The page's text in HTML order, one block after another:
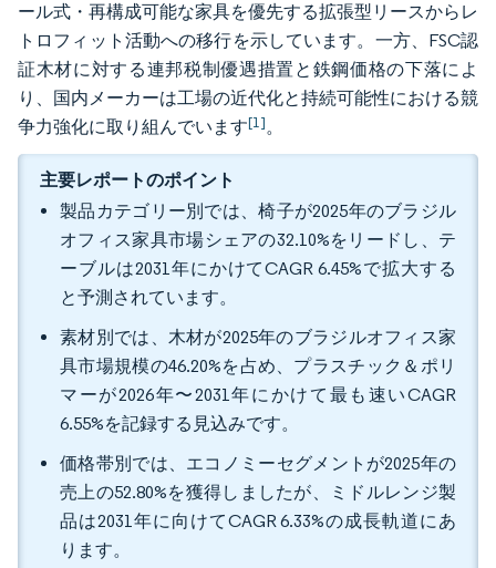
ール式・再構成可能な家具を優先する拡張型リースからレ
トロフィット活動への移行を示しています。一方、FSC認
証木材に対する連邦税制優遇措置と鉄鋼価格の下落によ
り、国内メーカーは工場の近代化と持続可能性における競
争力強化に取り組んでいます[1]。
主要レポートのポイント
製品カテゴリー別では、椅子が2025年のブラジル
オフィス家具市場シェアの32.10%をリードし、テ
ーブルは2031年にかけてCAGR 6.45%で拡大する
と予測されています。
素材別では、木材が2025年のブラジルオフィス家
具市場規模の46.20%を占め、プラスチック＆ポリ
マーが2026年〜2031年にかけて最も速いCAGR
6.55%を記録する見込みです。
価格帯別では、エコノミーセグメントが2025年の
売上の52.80%を獲得しましたが、ミドルレンジ製
品は2031年に向けてCAGR 6.33%の成長軌道にあ
ります。